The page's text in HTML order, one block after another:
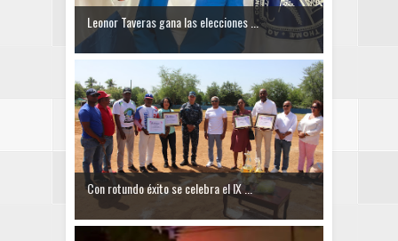
Leonor Taveras gana las elecciones ...
Con rotundo éxito se celebra el IX ...